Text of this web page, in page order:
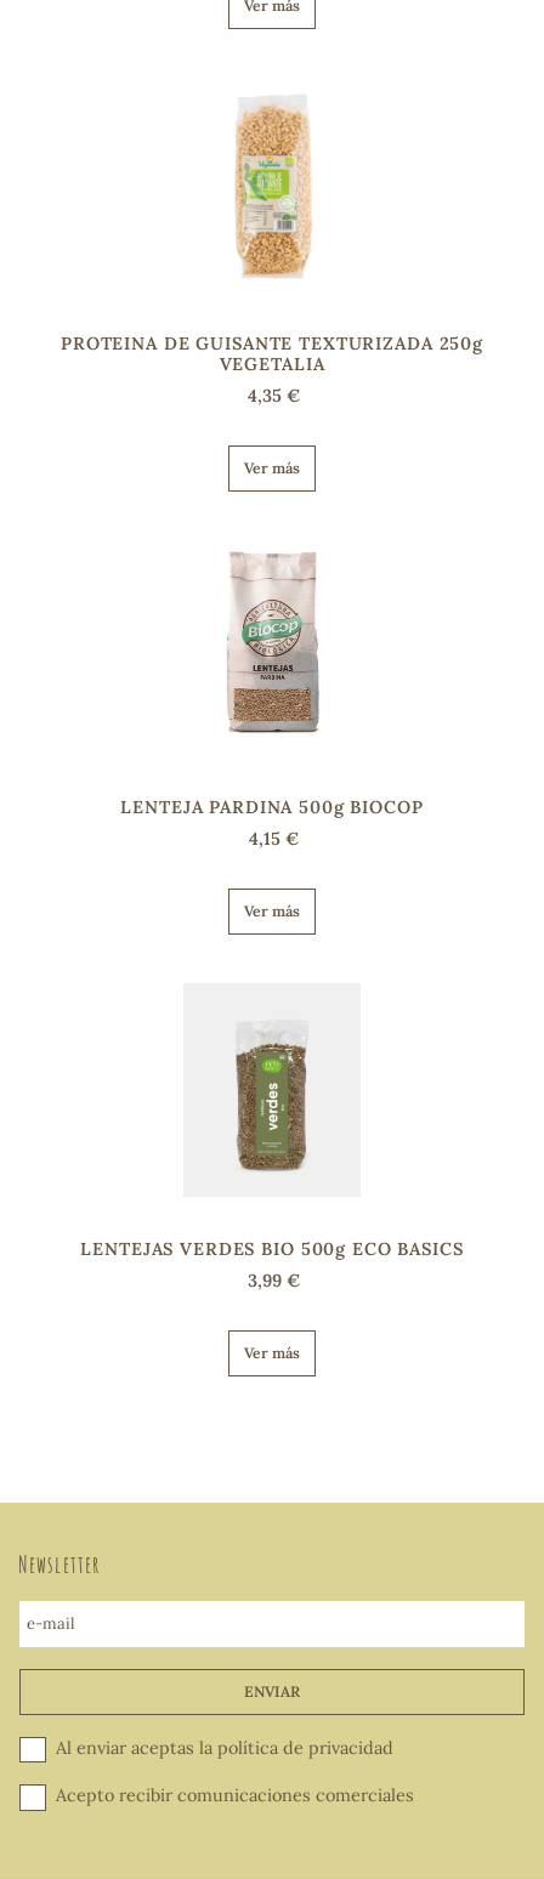
Ver más
PROTEINA DE GUISANTE TEXTURIZADA 250g
VEGETALIA
4,35 €
Ver más
LENTEJA PARDINA 500g BIOCOP
4,15 €
Ver más
LENTEJAS VERDES BIO 500g ECO BASICS
3,99 €
Ver más
Newsletter
e-mail
ENVIAR
Al enviar aceptas la política de privacidad
Acepto recibir comunicaciones comerciales